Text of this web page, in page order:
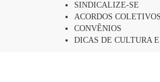
SINDICALIZE-SE
ACORDOS COLETIVOS
CONVÊNIOS
DICAS DE CULTURA